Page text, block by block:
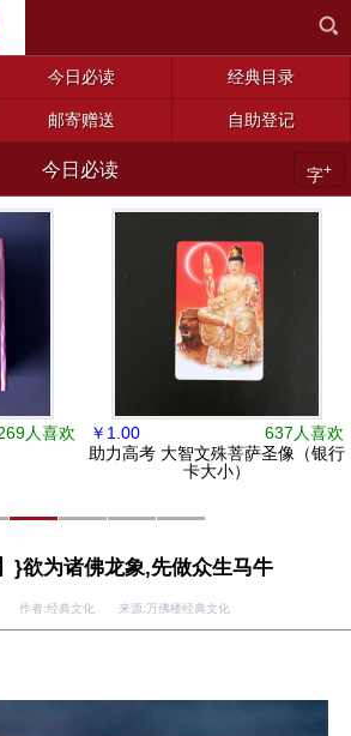
今日必读 经典目录
邮寄赠送 自助登记
今日必读 字+
人喜欢 637人喜欢
￥ 1.00
助力高考 大智文殊菩萨圣像（银行
卡大小）
}欲为诸佛龙象,先做众生马牛
作者:经典文化 来源:万佛楼经典文化